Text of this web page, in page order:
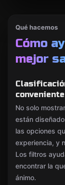
Qué hacemos
Cómo
mejor
No solo
están
las opciones
experiencia, y
Los filtros
encontrar la
ánimo.